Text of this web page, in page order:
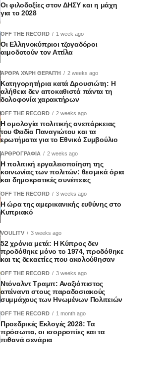
Οι φιλοδοξίες στον ΔΗΣΥ και η μάχη
για το 2028
OFF THE RECORD 1 week ago
Οι Ελληνοκύπριοι τζογαδόροι
αιμοδοτούν τον Αττίλα
ΆΡΘΡΑ ΧΆΡΗ ΘΕΡΑΠΉ 2 weeks ago
Κατηγορητήρια κατά Δρουσιώτη: Η
αλήθεια δεν αποκαθιστά πάντα τη
δολοφονία χαρακτήρων
OFF THE RECORD 2 weeks ago
Η ομολογία πολιτικής ανεπάρκειας
του Φειδία Παναγιώτου και τα
ερωτήματα για το Εθνικό Συμβούλιο
ΑΡΘΡΟΓΡΑΦΙΑ 2 weeks ago
Η πολιτική εργαλειοποίηση της
κοινωνίας των πολιτών: θεσμικά όρια
και δημοκρατικές συνέπειες
OFF THE RECORD 3 weeks ago
Η ώρα της αμερικανικής ευθύνης στο
Κυπριακό
VOULITV 3 weeks ago
52 χρόνια μετά: Η Κύπρος δεν
προδόθηκε μόνο το 1974, προδόθηκε
και τις δεκαετίες που ακολούθησαν
OFF THE RECORD 3 weeks ago
Ντόναλντ Τραμπ: Αναξιόπιστος
απέναντι στους παραδοσιακούς
συμμάχους των Ηνωμένων Πολιτειών
OFF THE RECORD 1 month ago
Προεδρικές Εκλογές 2028: Τα
πρόσωπα, οι ισορροπίες και τα
πιθανά σενάρια